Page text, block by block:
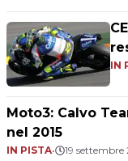
IN
Moto3: Calvo
nel 2015
IN PISTA• 19 settembre